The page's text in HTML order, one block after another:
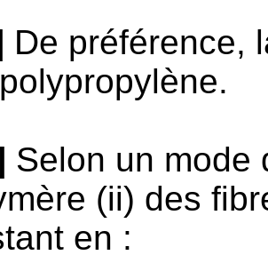
De préférence,
Selon un mode
(ii) des
en :